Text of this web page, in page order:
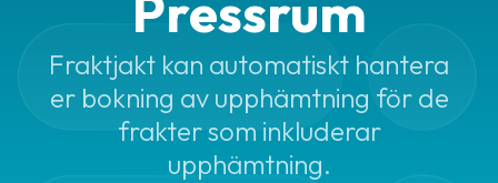
Manualer
Nedladdningar
Streckkodsläsare
Fraktjakt kan automatiskt hantera
er bokning av upphämtning för de
frakter som inkluderar
upphämtning.